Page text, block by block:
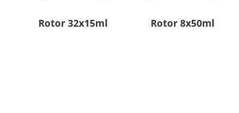
Rotor 32x15ml Rotor 8x50ml